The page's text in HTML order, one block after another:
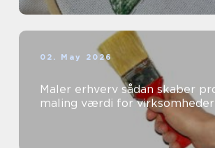
02. May 2026
Maler erhverv sådan skaber professionel
maling værdi for virksomheder